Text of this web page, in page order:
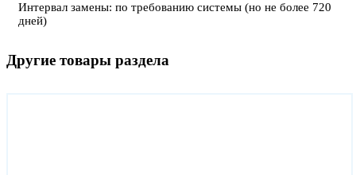
Интервал замены: по требованию системы (но не более 720
дней)
Другие товары раздела